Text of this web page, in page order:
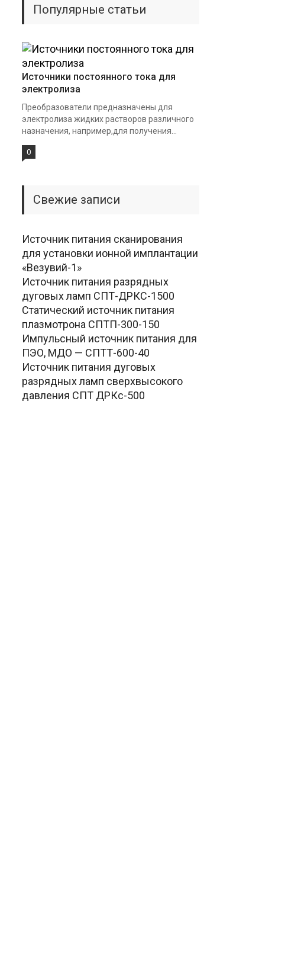
Популярные статьи
Источники постоянного тока для
электролиза
Преобразователи предназначены для
электролиза жидких растворов различного
назначения, например,для получения...
0
Свежие записи
Источник питания сканирования
для установки ионной имплантации
«Везувий-1»
Источник питания разрядных
дуговых ламп СПТ-ДРКС-1500
Статический источник питания
плазмотрона СПТП-300-150
Импульсный источник питания для
ПЭО, МДО — СПТТ-600-40
Источник питания дуговых
разрядных ламп сверхвысокого
давления СПТ ДРКс-500